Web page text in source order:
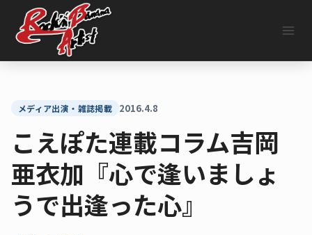
キ
メディア出演・雑誌掲載 2016.4.8
こえぽた連載コラム吉岡
亜衣加『心で逢いましょ
うで出逢った心』